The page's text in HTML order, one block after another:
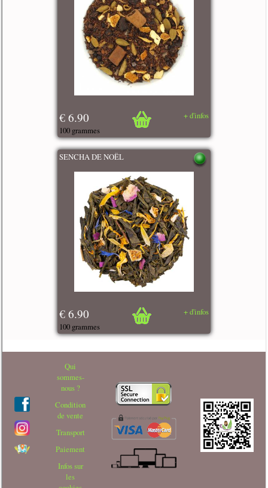
€ 6.90
100 grammes
+ d'infos
SENCHA DE NOËL
€ 6.90
100 grammes
+ d'infos
Qui
sommes-
nous ?
Condition
de vente
Transport
Paiement
Infos sur
les